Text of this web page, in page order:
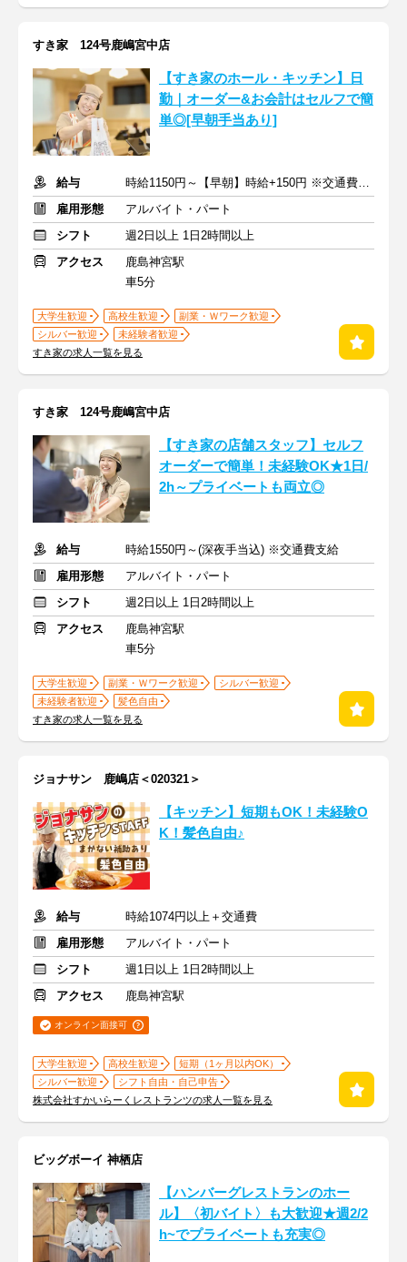
すき家 124号鹿嶋宮中店
【すき家のホール・キッチン】日
勤｜オーダー&お会計はセルフで簡
単◎[早朝手当あり]
給与
時給1150円～【早朝】時給+150円 ※交通費支給
雇用形態
アルバイト・パート
シフト
週2日以上 1日2時間以上
アクセス
鹿島神宮駅
車5分
大学生歓迎 高校生歓迎
副業・Ｗワーク歓迎
シルバー歓迎
未経験者歓迎
すき家の求人一覧を見る
すき家 124号鹿嶋宮中店
【すき家の店舗スタッフ】セルフ
オーダーで簡単！未経験OK★1日/
2h～プライベートも両立◎
給与
時給1550円～(深夜手当込) ※交通費支給
雇用形態
アルバイト・パート
シフト
週2日以上 1日2時間以上
アクセス
鹿島神宮駅
車5分
大学生歓迎 副業・Ｗワーク歓迎
シルバー歓迎
未経験者歓迎
髪色自由
すき家の求人一覧を見る
ジョナサン 鹿嶋店＜020321＞
【キッチン】短期もOK！未経験O
K！髪色自由♪
給与
時給1074円以上＋交通費
雇用形態
アルバイト・パート
シフト
週1日以上 1日2時間以上
アクセス
鹿島神宮駅
オンライン面接可
大学生歓迎 高校生歓迎
短期（1ヶ月以内OK）
シルバー歓迎
シフト自由・自己申告
株式会社すかいらーくレストランツの求人一覧を見る
ビッグボーイ 神栖店
【ハンバーグレストランのホー
ル】〈初バイト〉も大歓迎★週2/2
h~でプライベートも充実◎